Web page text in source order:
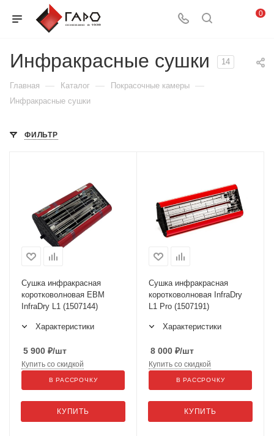
0
Инфракрасные сушки 14
Главная — Каталог — Покрасочные камеры —
Инфракрасные сушки
ФИЛЬТР
Сушка инфракрасная
коротковолновая ЕВМ
InfraDry L1 (1507144)
Характеристики
5 900 ₽/шт
КУПИТЬ
Купить со скидкой
В РАССРОЧКУ
Сушка инфракрасная
коротковолновая InfraDry
L1 Pro (1507191)
Характеристики
8 000 ₽/шт
КУПИТЬ
Купить со скидкой
В РАССРОЧКУ